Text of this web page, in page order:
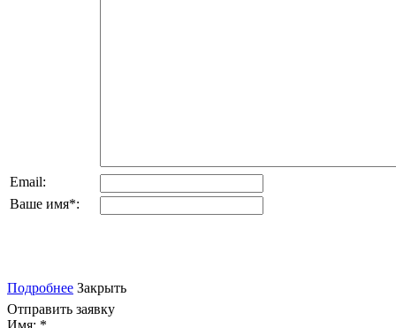
Email:
Ваше имя*:
Подробнее Закрыть
Отправить заявку